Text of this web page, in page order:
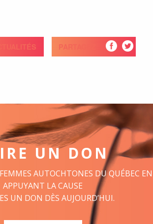
PARTAGEZ
UN DON
AUTOCHTONES DU QUÉBEC EN
APPUYANT LA CAUSE
UN DON DÈS AUJOURD’HUI.